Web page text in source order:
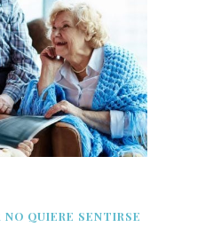
QUIERE SENTIRSE